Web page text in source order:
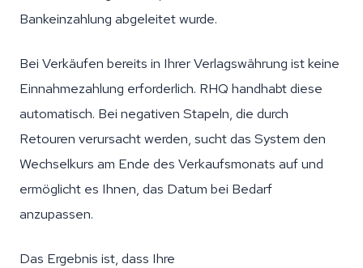
Bankeinzahlung abgeleitet wurde.
Bei Verkäufen bereits in Ihrer Verlagswährung ist keine
Einnahmezahlung erforderlich. RHQ handhabt diese
automatisch. Bei negativen Stapeln, die durch
Retouren verursacht werden, sucht das System den
Wechselkurs am Ende des Verkaufsmonats auf und
ermöglicht es Ihnen, das Datum bei Bedarf
anzupassen.
Das Ergebnis ist, dass Ihre